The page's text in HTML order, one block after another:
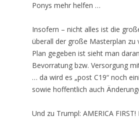
Ponys mehr helfen …
Insofern – nicht alles ist die
überall der große Masterplan
Plan gegeben ist sieht man
Bevorratung bzw. Versorgung
… da wird es „post C19“ noch
sowie hoffentlich auch
Und zu Trumpl: AMERICA